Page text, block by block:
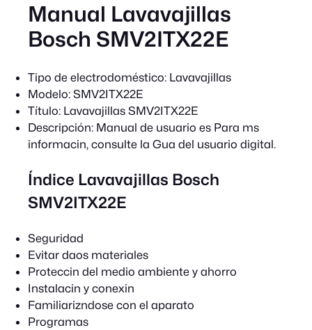
Manual Lavavajillas
Bosch SMV2ITX22E
Tipo de electrodoméstico: Lavavajillas
Modelo: SMV2ITX22E
Título: Lavavajillas SMV2ITX22E
Descripción: Manual de usuario es Para ms
informacin, consulte la Gua del usuario digital.
Índice Lavavajillas Bosch
SMV2ITX22E
Seguridad
Evitar daos materiales
Proteccin del medio ambiente y ahorro
Instalacin y conexin
Familiarizndose con el aparato
Programas